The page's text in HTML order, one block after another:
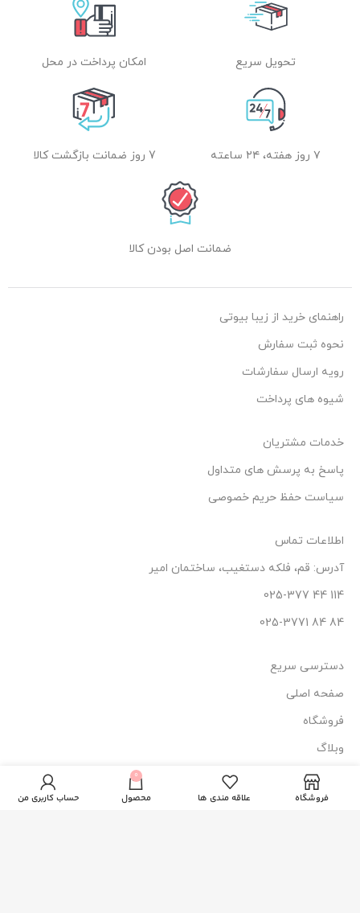
تحویل سریع امکان پرداخت در محل
۷ روز هفته، ۲۴ ساعته 7 روز ضمانت بازگشت کالا
ضمانت اصل بودن کالا
راهنمای خرید از زیبا بیوتی
نحوه ثبت سفارش
رویه ارسال سفارشات
شیوه های پرداخت
خدمات مشتریان
پاسخ به پرسش های متداول
سیاست حفظ حریم خصوصی
اطلاعات تماس
آدرس: قم، فلکه دستغیب، ساختمان امیر
114 44 025-377
84 84 025-3771
دسترسی سریع
صفحه اصلی
فروشگاه
وبلاگ
درباره ما
تماس با ما
پماد حالت دهنده230.000 ناموجود
فروشگاه علاقه مندی ها
0
محصول حساب کاربری من